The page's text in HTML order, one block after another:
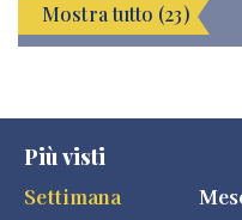
Mostra tutto (23)
Più visti
Settimana